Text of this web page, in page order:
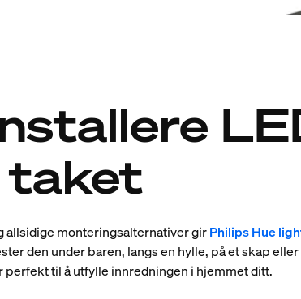
taket
monteringsalternativer girPhilips Hue
den under baren, langs en hylle, på et skap
til å utfylle innredningen i hjemmet ditt.